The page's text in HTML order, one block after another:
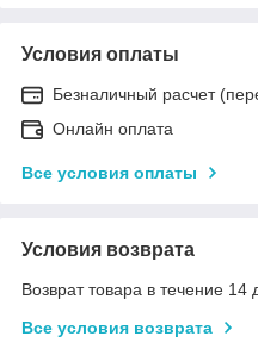
Условия оплаты
Безналичный расчет
Онлайн оплата
Все условия оплаты
Условия возврата
Возврат товара в течение 14
Все условия возврата